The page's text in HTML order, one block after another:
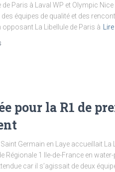
Paris à Laval WP et Olympic
équipes de qualité et des
La Libellule de Paris à
pour la R1 de
Saint Germain en Laye accueillait La
1 Ile-de-France en water-
car il s’agissait de deux